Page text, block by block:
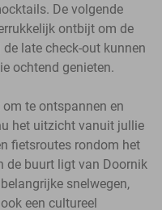
De volgende
ontbijt om de
late check-out kunnen
ochtend genieten.
te ontspannen en
het uitzicht vanuit jullie
fietsroutes rondom het
de buurt ligt van Doornik
snelwegen,
een cultureel